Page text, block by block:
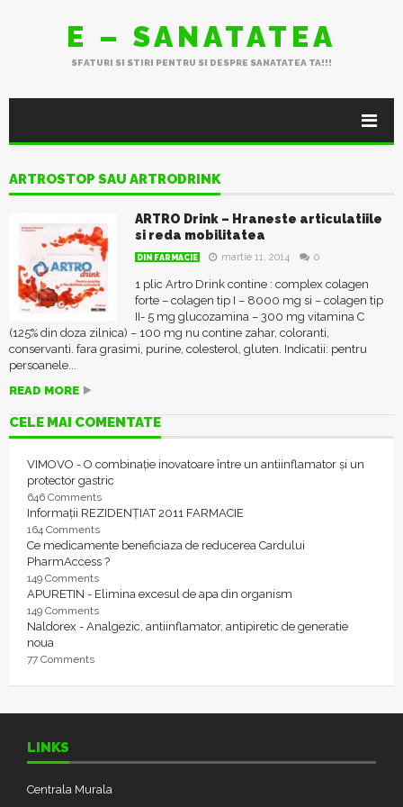
E – SANATATEA
SFATURI SI STIRI PENTRU SI DESPRE SANATATEA TA!!!
ARTROSTOP SAU ARTRODRINK
ARTRO Drink – Hraneste articulatiile
si reda mobilitatea
DIN FARMACIE martie 11, 2014 0
1 plic Artro Drink contine : complex colagen
forte – colagen tip I – 8000 mg si – colagen tip
II- 5 mg glucozamina – 300 mg vitamina C
(125% din doza zilnica) – 100 mg nu contine zahar, coloranti,
conservanti. fara grasimi, purine, colesterol, gluten. Indicatii: pentru
persoanele...
READ MORE
CELE MAI COMENTATE
VIMOVO - O combinație inovatoare între un antiinflamator și un
protector gastric
646 Comments
Informații REZIDENȚIAT 2011 FARMACIE
164 Comments
Ce medicamente beneficiaza de reducerea Cardului
PharmAccess ?
149 Comments
APURETIN - Elimina excesul de apa din organism
149 Comments
Naldorex - Analgezic, antiinflamator, antipiretic de generatie
noua
77 Comments
LINKS
Centrala Murala